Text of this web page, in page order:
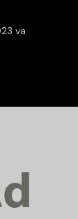
va